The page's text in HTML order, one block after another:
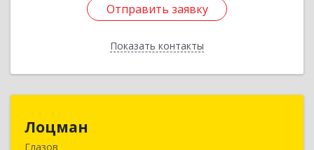
Отправить заявку
Показать контакты
Отправить заявку
Назад
Лоцман
Глазов